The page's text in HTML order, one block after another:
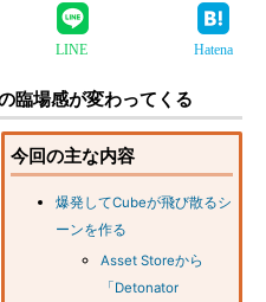
LINE Hatena
臨場感が変わってくる
今回の主な内容
爆発してCubeが飛び散るシ
ーンを作る
Asset Storeから
「Detonator